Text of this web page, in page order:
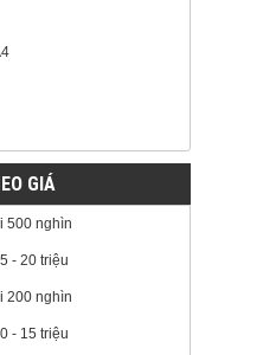
GIÁ
500 nghìn
- 20 triệu
200 nghìn
- 15 triệu